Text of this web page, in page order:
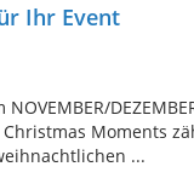
Ihr Event
Christmas Moments
...